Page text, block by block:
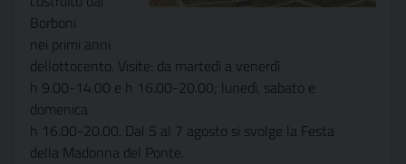
Borboni
nei primi anni
dellottocento. Visite: da martedì a venerdì
h 9.00-14.00 e h 16.00-20.00; lunedì, sabato e
domenica
h 16.00-20.00. Dal 5 al 7 agosto si svolge la Festa
della Madonna del Ponte.